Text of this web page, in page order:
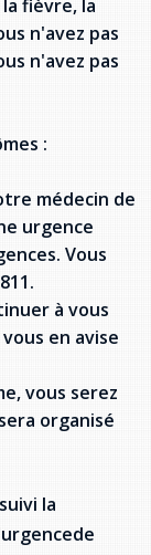
fièvre, la
n'avez pas
n'avez pas
:
médecin de
urgence
Vous
à vous
en avise
vous serez
organisé
la